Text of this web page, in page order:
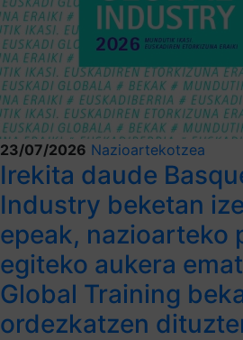
23/07/2026 Nazioartekotzea
Irekita daude
Industry beketan
epeak, nazioarteko
egiteko aukera
Global Training
ordezkatzen